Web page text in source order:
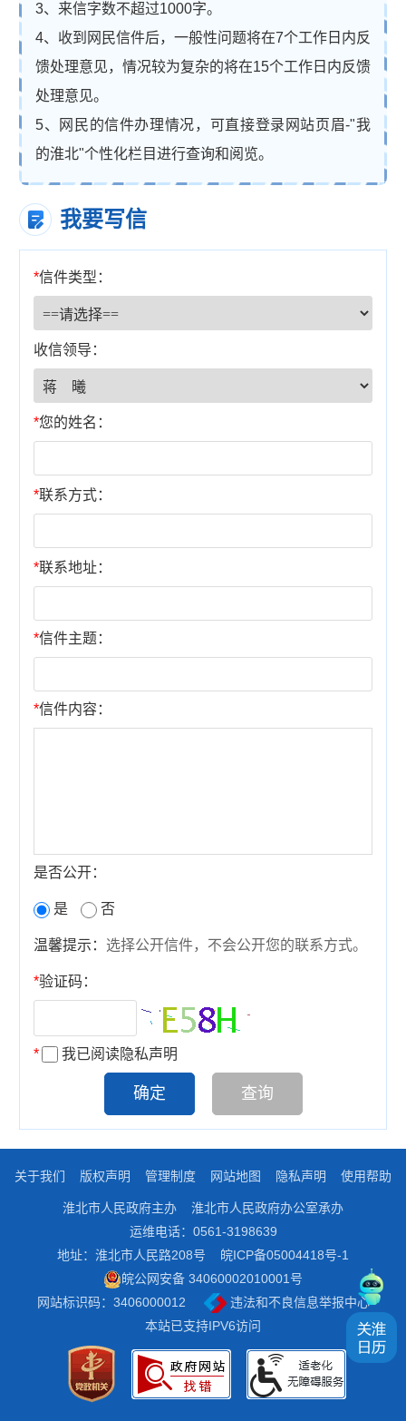
3、来信字数不超过1000字。
4、收到网民信件后，一般性问题将在7个工作日内反
馈处理意见，情况较为复杂的将在15个工作日内反馈
处理意见。
5、网民的信件办理情况，可直接登录网站页眉-"我
的淮北"个性化栏目进行查询和阅览。
我要写信
*信件类型：
收信领导：
*您的姓名：
*联系方式：
*联系地址：
*信件主题：
*信件内容：
是否公开：
是 否
温馨提示： 选择公开信件，不会公开您的联系方式。
*验证码：
* 我已阅读隐私声明
关于我们 版权声明 管理制度 网站地图 隐私声明 使用帮助
淮北市人民政府主办
淮北市人民政府办公室承办
运维电话：0561-3198639
地址：淮北市人民路208号
皖ICP备05004418号-1
皖公网安备 34060002010001号
网站标识码：3406000012
违法和不良信息举报中心
本站已支持IPV6访问